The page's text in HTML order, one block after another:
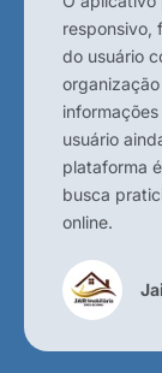
responsivo,
do usuário
usuário
plataforma
busca
online.